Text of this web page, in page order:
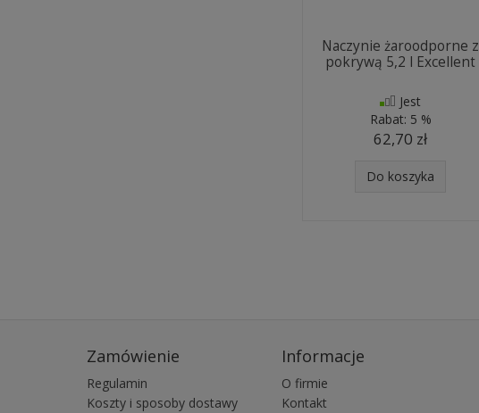
Naczynie żaroodporne z
pokrywą 5,2 l Excellent
Jest
Rabat: 5 %
62,70 zł
Do koszyka
Zamówienie
Regulamin
Koszty i sposoby dostawy
Informacje
O firmie
Kontakt